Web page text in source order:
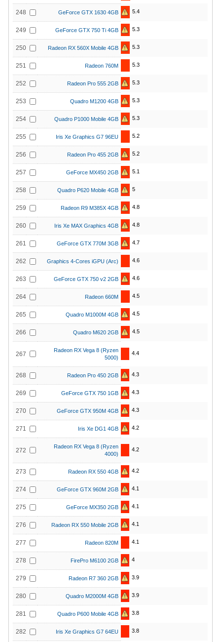
248 GeForce GTX 1630 4GB 5.4
249 GeForce GTX 750 Ti 4GB 5.3
250 Radeon RX 560X Mobile 4GB 5.3
251 Radeon 760M 5.3
252 Radeon Pro 555 2GB 5.3
253 Quadro M1200 4GB 5.3
254 Quadro P1000 Mobile 4GB 5.3
255 Iris Xe Graphics G7 96EU 5.2
256 Radeon Pro 455 2GB 5.2
257 GeForce MX450 2GB 5.1
258 Quadro P620 Mobile 4GB 5
259 Radeon R9 M385X 4GB 4.8
260 Iris Xe MAX Graphics 4GB 4.8
261 GeForce GTX 770M 3GB 4.7
262 Graphics 4-Cores iGPU (Arc) 4.6
263 GeForce GTX 750 v2 2GB 4.6
264 Radeon 660M 4.5
265 Quadro M1000M 4GB 4.5
266 Quadro M620 2GB 4.5
267
Radeon RX Vega 8 (Ryzen
5000)
4.4
268 Radeon Pro 450 2GB 4.3
269 GeForce GTX 750 1GB 4.3
270 GeForce GTX 950M 4GB 4.3
271 Iris Xe DG1 4GB 4.2
272
Radeon RX Vega 8 (Ryzen
4000)
4.2
273 Radeon RX 550 4GB 4.2
274 GeForce GTX 960M 2GB 4.1
275 GeForce MX350 2GB 4.1
276 Radeon RX 550 Mobile 2GB 4.1
277 Radeon 820M 4.1
278 FirePro M6100 2GB 4
279 Radeon R7 360 2GB 3.9
280 Quadro M2000M 4GB 3.9
281 Quadro P600 Mobile 4GB 3.8
282 Iris Xe Graphics G7 64EU 3.8